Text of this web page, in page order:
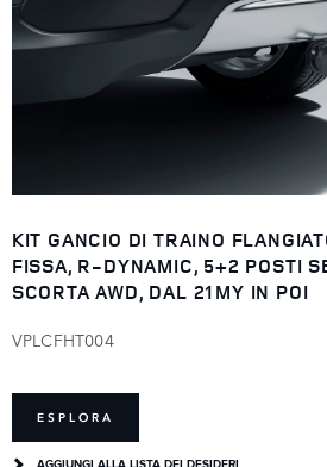
KIT GANCIO DI TRAINO
FISSA, R-DYNAMIC, 5+2 POSTI
SCORTA AWD, DAL 21MY IN POI
VPLCFHT004
ESPLORA